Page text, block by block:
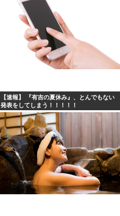
【速報】 『有吉の夏休み』、とんでもない
発表をしてしまう！！！！！